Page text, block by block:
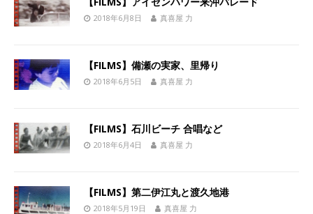
2018年6月8日 真喜屋 力
【FILMS】備瀬の実家、里帰り
2018年6月5日 真喜屋 力
【FILMS】石川ビーチ 合唱など
2018年6月4日 真喜屋 力
【FILMS】第二伊江丸と渡久地港
2018年5月19日 真喜屋 力